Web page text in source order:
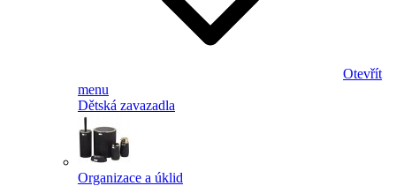
Otevřít
menu
Dětská zavazadla
Organizace a úklid